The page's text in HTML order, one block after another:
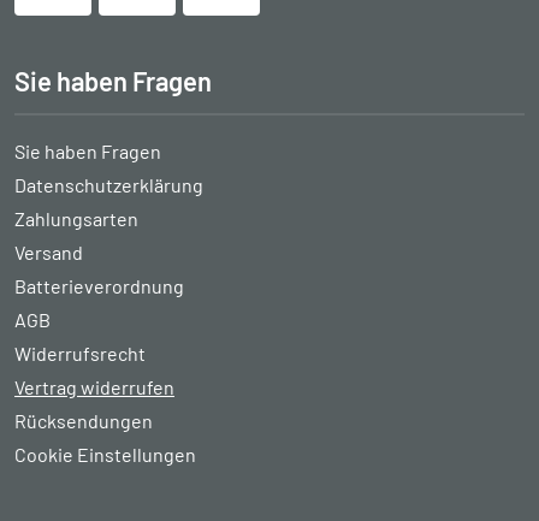
Sie haben Fragen
Sie haben Fragen
Datenschutzerklärung
Zahlungsarten
Versand
Batterieverordnung
AGB
Widerrufsrecht
Vertrag widerrufen
Rücksendungen
Cookie Einstellungen